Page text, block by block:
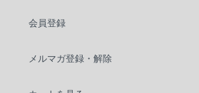
会員登録
メルマガ登録・解除